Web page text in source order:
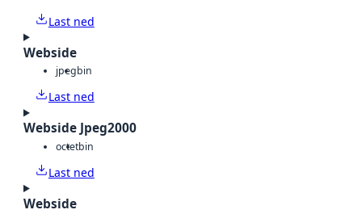
Last ned
Webside
jpegbin
Last ned
Webside Jpeg2000
octetbin
Last ned
Webside